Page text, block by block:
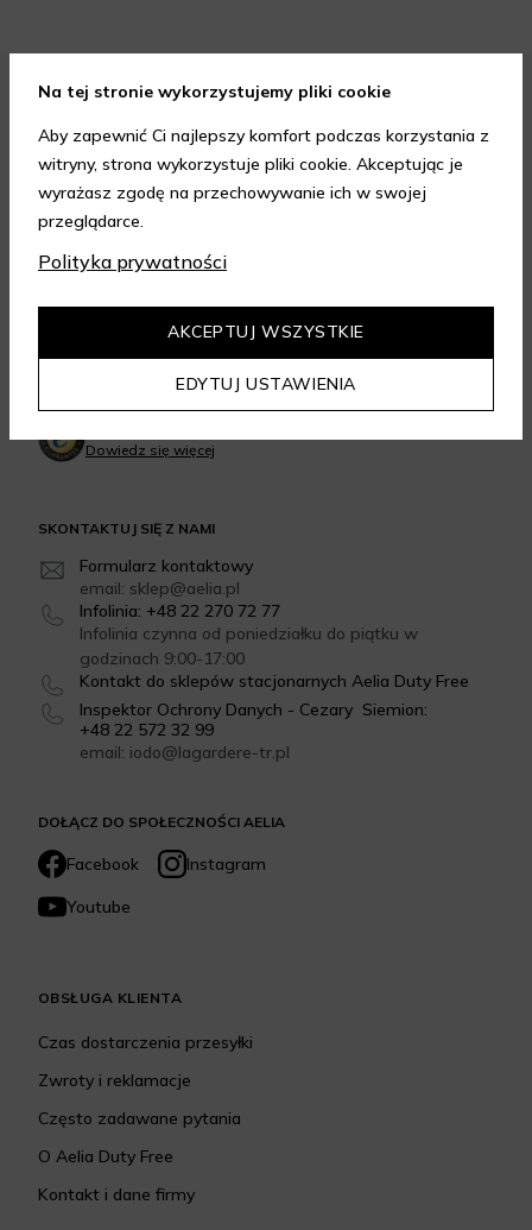
DOŁĄCZ DO SPOŁECZNOŚCI AELIA
Facebook
Instagram
Youtube
SKONTAKTUJ SIĘ Z NAMI
Formularz kontaktowy
email: sklep@aelia.pl
Infolinia: +48 22 270 72 77
Infolinia czynna od poniedziałku do piątku w
godzinach 9:00-17:00
Kontakt do sklepów stacjonarnych Aelia Duty Free
Inspektor Ochrony Danych - Cezary Siemion:
+48 22 572 32 99
email: iodo@lagardere-tr.pl
FORMY DOSTAWY
OBSŁUGA KLIENTA
Czas dostarczenia przesyłki
Zwroty i reklamacje
Często zadawane pytania
O Aelia Duty Free
Kontakt i dane firmy
GWARANCJA JAKOŚCI
Dowiedz się więcej
Na tej stronie wykorzystujemy pliki cookie
Aby zapewnić Ci najlepszy komfort podczas korzystania z
witryny, strona wykorzystuje pliki cookie. Akceptując je
wyrażasz zgodę na przechowywanie ich w swojej
przeglądarce.
Polityka prywatności
EDYTUJ USTAWIENIA
AKCEPTUJ WSZYSTKIE